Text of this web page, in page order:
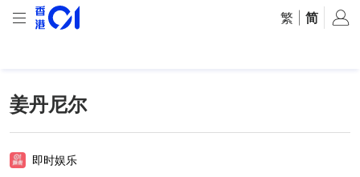
繁 简
姜丹尼尔
即时娱乐